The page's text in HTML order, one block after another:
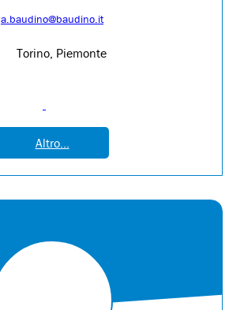
a.baudino@baudino.it
Torino, Piemonte
Altro...